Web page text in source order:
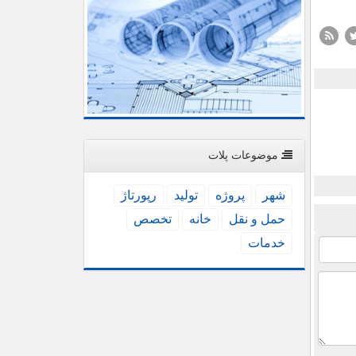
موضوعات پلات
شهر پروژه تولید
رپورتاژ
حمل و نقل
خانه
تخصص
خدمات